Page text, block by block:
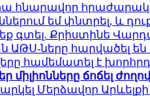
նրա հնարավոր
եմ փնտրել, և
գտել. Քրիստինե
ները հարվածել են
համեմատել է
միլիոնները ճոճել
Մերձավոր